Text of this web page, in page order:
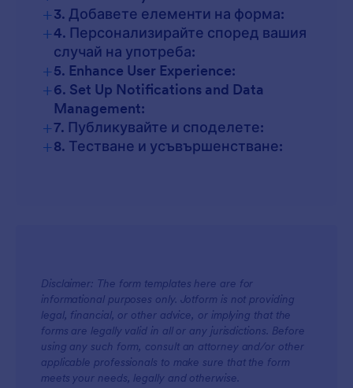
+3. Добавете елементи на форма:
+4. Персонализирайте според вашия
случай на употреба:
+5. Enhance User Experience:
+6. Set Up Notifications and Data
Management:
+7. Публикувайте и споделете:
+8. Тестване и усъвършенстване:
Disclaimer: The form templates here are for
informational purposes only. Jotform is not providing
legal, financial, or other advice, or implying that the
forms are legally valid in all or any jurisdictions. Before
using any such form, consult an attorney and/or other
applicable professionals to make sure that the form
meets your needs, legally and otherwise.